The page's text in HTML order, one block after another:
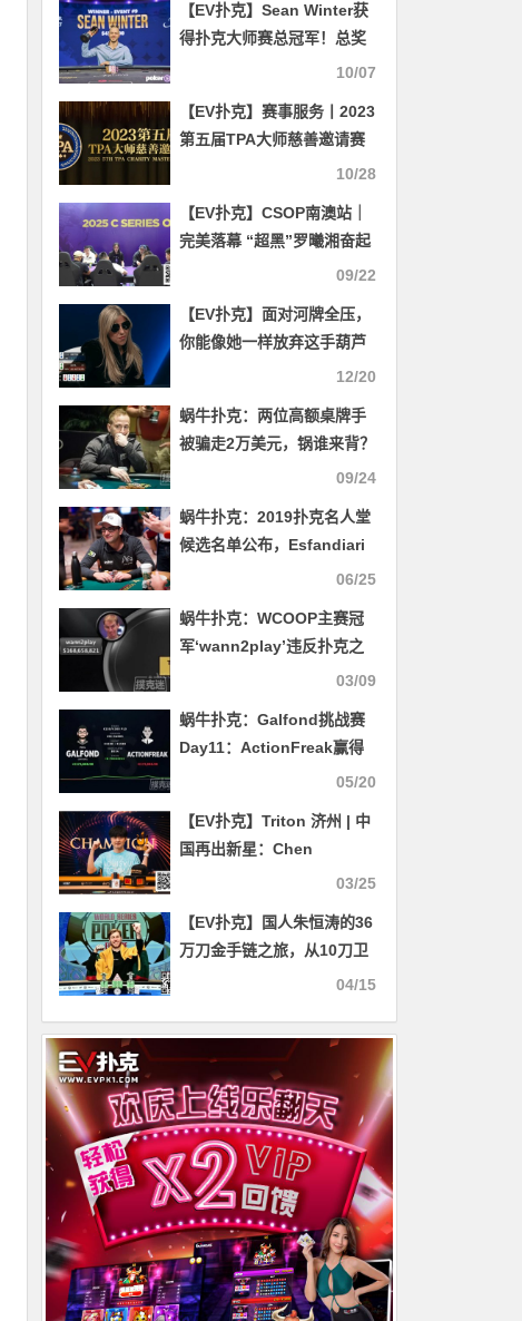
【EV扑克】Sean Winter获
得扑克大师赛总冠军！总奖
10/07
【EV扑克】赛事服务丨2023
第五届TPA大师慈善邀请赛
10/28
【EV扑克】CSOP南澳站｜
完美落幕 “超黑”罗曦湘奋起
直追 勇夺主赛桂冠斩获冠军
09/22
【EV扑克】面对河牌全压，
你能像她一样放弃这手葫芦
12/20
蜗牛扑克：两位高额桌牌手
被骗走2万美元，锅谁来背？
09/24
蜗牛扑克：2019扑克名人堂
候选名单公布，Esfandiari
06/25
蜗牛扑克：WCOOP主赛冠
军‘wann2play’违反扑克之
03/09
蜗牛扑克：Galfond挑战赛
Day11：ActionFreak赢得
05/20
【EV扑克】Triton 济州 | 中
国再出新星：Chen
Mingcong斩获个人首个03/25
【EV扑克】国人朱恒涛的36
万刀金手链之旅，从10刀卫
星赛晋级WSOP主赛FT！04/15